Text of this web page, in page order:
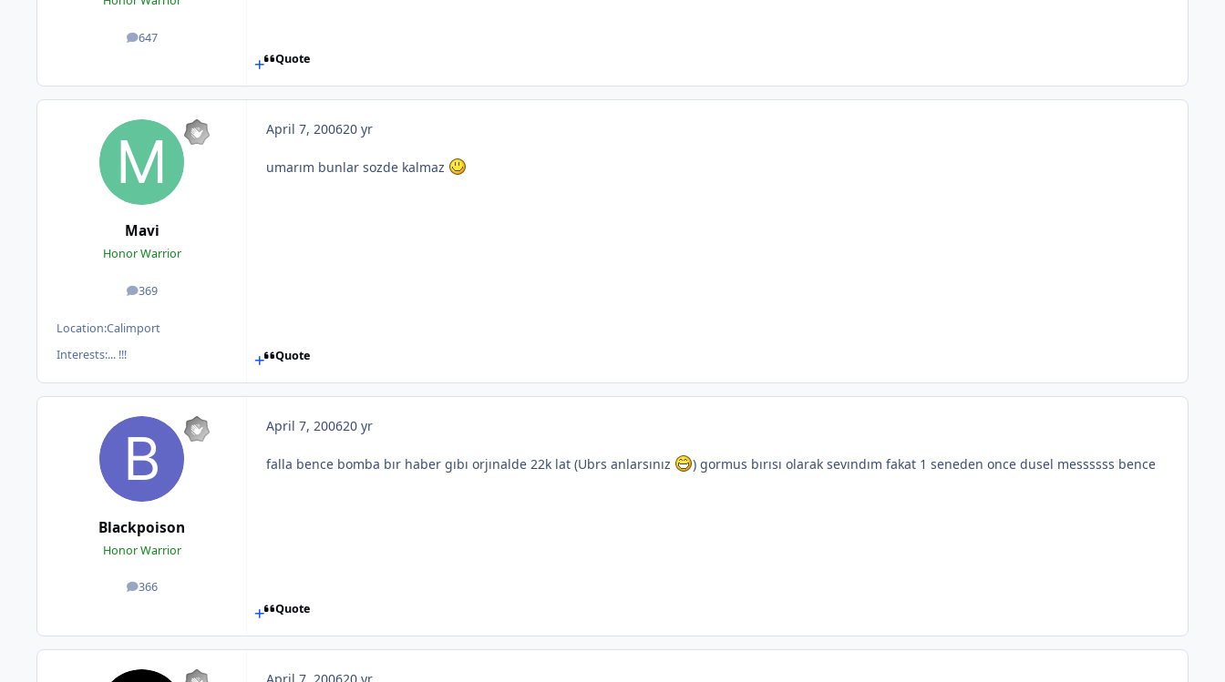
647
posts
Quote
Mavi
Honor Warrior
369
posts
Location:Calimport
Interests:... !!!
April 7, 200620 yr
umarım bunlar sozde kalmaz
Quote
Blackpoison
Honor Warrior
366
posts
April 7, 200620 yr
falla bence bomba bır haber gıbı orjınalde 22k lat (Ubrs anlarsınız ) gormus bırısı olarak sevındım fakat 1 seneden once dusel messssss bence
Quote